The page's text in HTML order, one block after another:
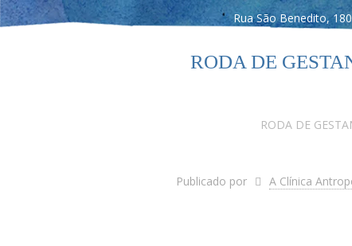
Rua São Benedito,
RODA DE
RODA DE
Publicado por A Clínica